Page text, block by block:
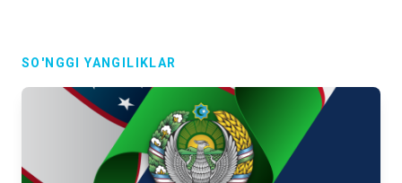
SO'NGGI YANGILIKLAR